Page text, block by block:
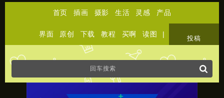
首页 插画 摄影 生活 灵感 产品
界面 原创 下载 教程 买啊 读图 |
投稿